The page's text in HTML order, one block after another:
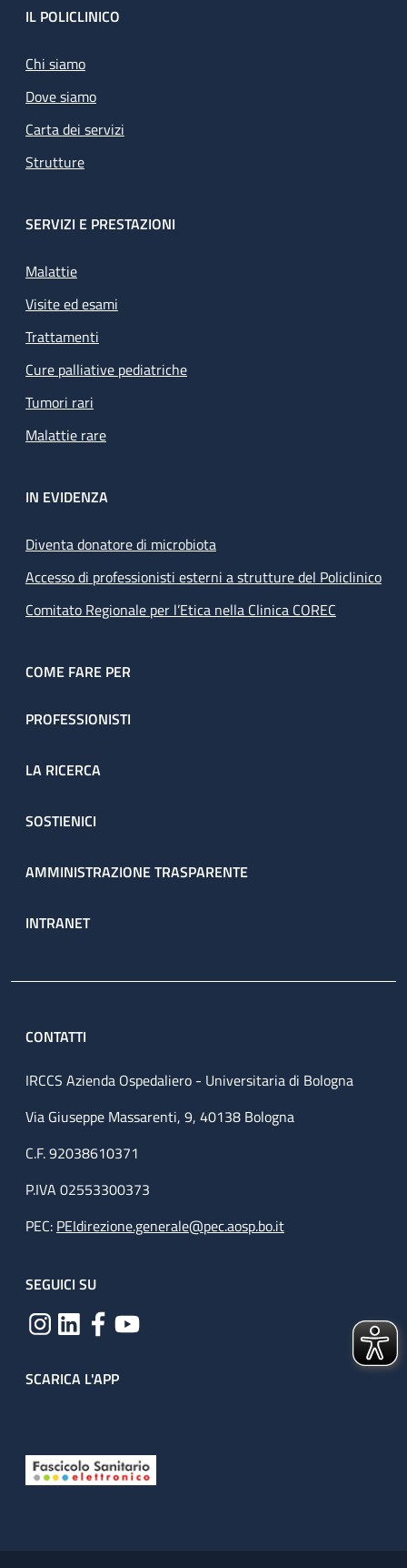
Footer
IL POLICLINICO
Chi siamo
Dove siamo
Carta dei servizi
Strutture
SERVIZI E PRESTAZIONI
Malattie
Visite ed esami
Trattamenti
Cure palliative pediatriche
Tumori rari
Malattie rare
IN EVIDENZA
Diventa donatore di microbiota
Accesso di professionisti esterni a strutture del Policlinico
Comitato Regionale per l’Etica nella Clinica COREC
COME FARE PER
PROFESSIONISTI
LA RICERCA
SOSTIENICI
AMMINISTRAZIONE TRASPARENTE
INTRANET
CONTATTI
IRCCS Azienda Ospedaliero - Universitaria di Bologna
Via Giuseppe Massarenti, 9, 40138 Bologna
C.F. 92038610371
P.IVA 02553300373
PEC: PEIdirezione.generale@pec.aosp.bo.it
SEGUICI SU
SCARICA L'APP